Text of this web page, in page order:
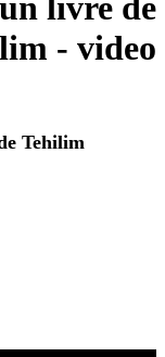
livre de
- video
Tehilim